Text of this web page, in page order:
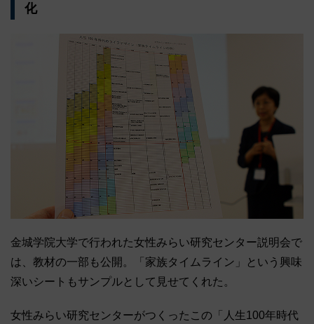
化
金城学院大学で行われた女性みらい研究センター説明会で
は、教材の一部も公開。「家族タイムライン」という興味
深いシートもサンプルとして見せてくれた。
女性みらい研究センターがつくったこの「人生100年時代